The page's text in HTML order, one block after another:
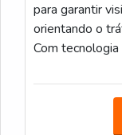
para garantir
orientando o
Com
de pouca luz.
Universal Ideal